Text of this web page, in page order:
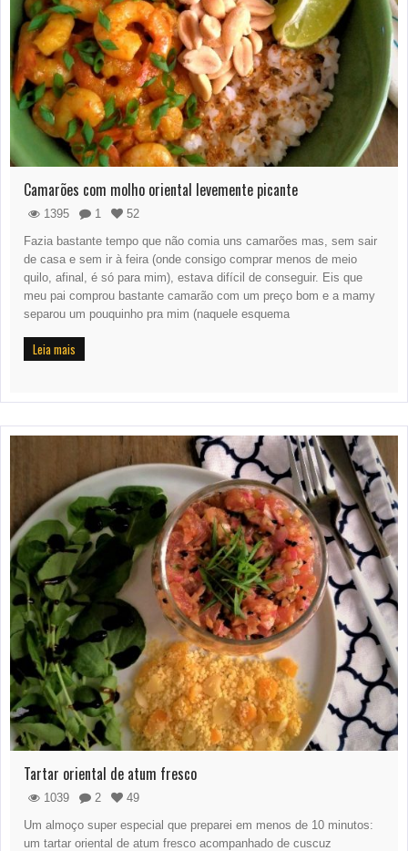
Camarões com molho oriental levemente picante
1395 1
52
Fazia bastante tempo que não comia uns camarões mas, sem sair
de casa e sem ir à feira (onde consigo comprar menos de meio
quilo, afinal, é só para mim), estava difícil de conseguir. Eis que
meu pai comprou bastante camarão com um preço bom e a mamy
separou um pouquinho pra mim (naquele esquema
Leia mais
Tartar oriental de atum fresco
1039 2
49
Um almoço super especial que preparei em menos de 10 minutos:
um tartar oriental de atum fresco acompanhado de cuscuz